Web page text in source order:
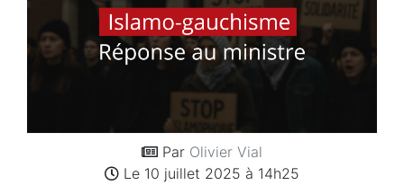
Par Olivier Vial
Le 10 juillet 2025 à 14h25